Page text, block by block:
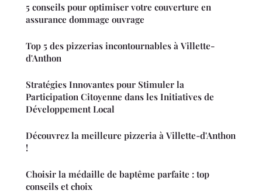
5 conseils pour optimiser votre couverture en
assurance dommage ouvrage
Top 5 des pizzerias incontournables à Villette-
d'Anthon
Stratégies Innovantes pour Stimuler la
Participation Citoyenne dans les Initiatives de
Développement Local
Découvrez la meilleure pizzeria à Villette-d'Anthon
!
Choisir la médaille de baptême parfaite : top
conseils et choix